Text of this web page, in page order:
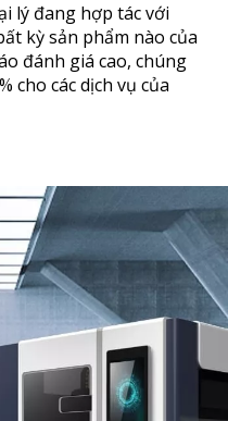
lý đang hợp tác với
kỳ sản phẩm nào của
đánh giá cao, chúng
cho các dịch vụ của